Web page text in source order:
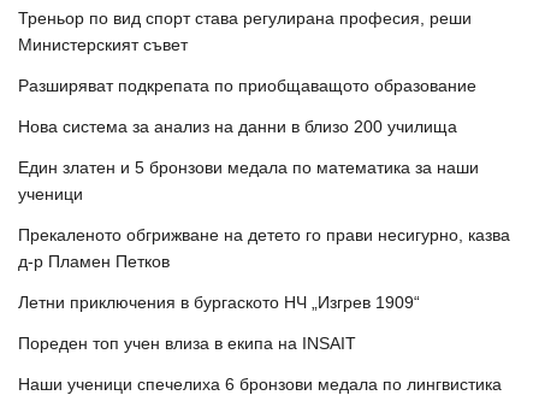
Треньор по вид спорт става регулирана професия, реши
Министерският съвет
Разширяват подкрепата по приобщаващото образование
Нова система за анализ на данни в близо 200 училища
Един златен и 5 бронзови медала по математика за наши
ученици
Прекаленото обгрижване на детето го прави несигурно, казва
д-р Пламен Петков
Летни приключения в бургаското НЧ „Изгрев 1909“
Пореден топ учен влиза в екипа на INSAIT
Наши ученици спечелиха 6 бронзови медала по лингвистика